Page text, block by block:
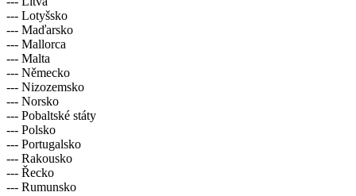
--- Lotyšsko
--- Maďarsko
--- Mallorca
--- Malta
--- Německo
--- Nizozemsko
--- Norsko
--- Pobaltské státy
--- Polsko
--- Portugalsko
--- Rakousko
--- Řecko
--- Rumunsko